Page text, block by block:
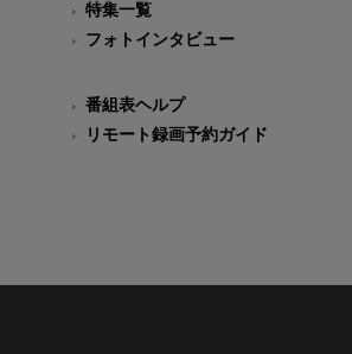
特集一覧
フォトインタビュー
番組表ヘルプ
リモート録画予約ガイド